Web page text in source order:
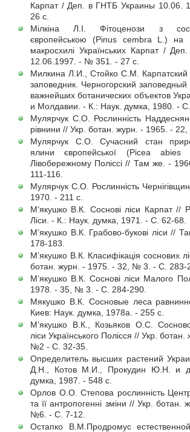
Карпат / Деп. в ГНТБ Украины
26 с.
Мілкіна Л.І. Фітоценози з
європейською (Pinus cembra L.) на
макросхилі Українських Карпат /
12.06.1997. - № 351. - 27 с.
Милкина Л.И., Стойко С.М. Карпатский
заповедник. Черногорский
важнейших ботанических объектов
и Молдавии. - К.: Наук. думка, 1980. - С.
Мулярчук С.О. Рослинність
рівнини // Укр. ботан. журн. - 1965. -
Мулярчук С.О. Сучасний стан
ялини європейської (Picea
Лівобережному Поліссі // Там же. -
111-116.
Мулярчук С.О. Рослинність
1970. - 211 с.
М’якушко В.К. Соснові ліси Карпат //
Ліси. - К.: Наук. думка, 1971. - С. 62-68.
М’якушко В.К. Грабово-букові ліси //
178-183.
М’якушко В.К. Класифікація соснових
ботан. журн. - 1975. - 32, № 3. - С. 283-
М’якушко В.К. Соснові ліси Малого
1978. - 35, № 3. - С. 284-290.
Мякушко В.К. Сосновые леса
Киев: Наук. думка, 1978а. - 255 с.
М’якушко В.К., Козьяков О.С.
ліси Українського Полісся // Укр.
№2 - С. 32-35.
Определитель высших растений
Д.Н., Котов М.И., Прокудин Ю.Н. и
думка, 1987. - 548 с.
Орлов О.О. Степова рослинність
та її антропогенні зміни // Укр. ботан.
№6. - С. 7-12.
Остапко В.М.Продромус